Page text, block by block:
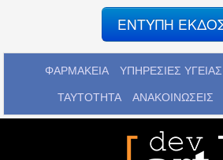
ΕΝΤΥΠΗ
ΦΑΡΜΑΚΕΙΑ ΥΠΗΡΕΣΙΕΣ ΥΓΕΙΑΣ
ΤΑΥΤΟΤΗΤΑ ΑΝΑΚΟΙΝΩΣΕΙΣ